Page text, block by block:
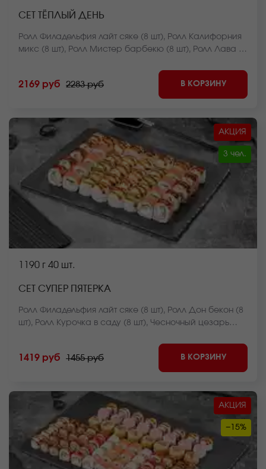
СЕТ ТЁПЛЫЙ ДЕНЬ
Ролл Филадельфия лайт сяке (8 шт), Ролл Калифорния
микс (8 шт), Ролл Мистер барбекю (8 шт), Ролл Лава с
Нежный с курицей запеченный (8 шт), Ролл Сумоку
запеченный (8 шт). *Внешний вид блюда может
2169 руб 2283 руб В КОРЗИНУ
АКЦИЯ
3 чел.
1190 г 40 шт.
СЕТ СУПЕР ПЯТЕРКА
Ролл Филадельфия лайт сяке (8 шт), Ролл Дон бекон (8
шт), Ролл Курочка в саду (8 шт), Чесночный цезарь
*Внешний вид блюда может отличаться от фото на
сайте.
1419 руб 1455 руб В КОРЗИНУ
АКЦИЯ
−15%